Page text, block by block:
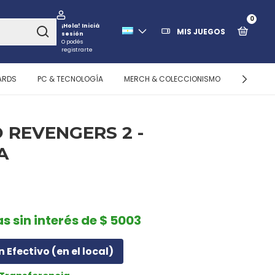
¡Hola! Iniciá
sesión
O podés
registrarte
MIS JUEGOS
0
PC & TECNOLOGÍA MERCH & COLECCIONISMO
REVENGERS 2 -
sin interés de $ 5003
Efectivo (en el local)